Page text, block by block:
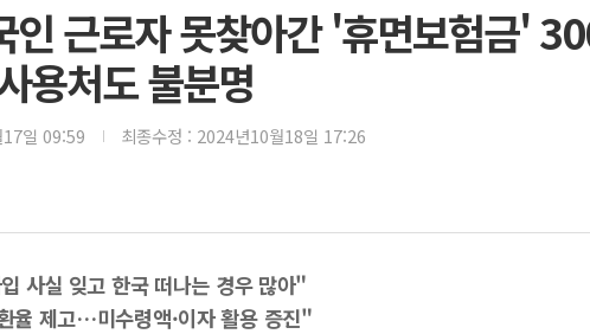
인 근로자 못찾아간 '휴면보험금'
용처도 불분명
일 09:59 최종수정 : 2024년10월18일 17:26
사실 잊고 한국 떠나는 경우 많아"
율 제고…미수령액·이자 활용 증진"